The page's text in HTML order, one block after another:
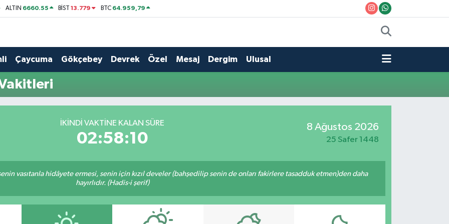
ALTIN 6660.55 BİST13.779 BTC 64.959,79
Çaycuma Gökçebey Devrek Özel Mesaj Dergim Ulusal
İKINDI VAKTINE KALAN SÜRE
02:58:10
8 Ağustos 2026
25 Safer 1448
vasıtanla hidâyete ermesi, senin için kızıl develer (bahşedilip senin de onları fakirlere tasadduk etmen)den daha
hayırlıdır. (Hadis-i şerif)